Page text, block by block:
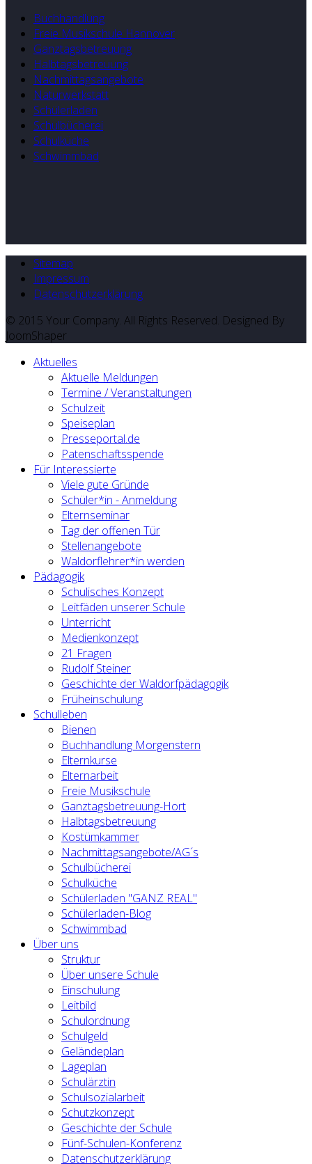
Buchhandlung
Freie Musikschule Hannover
Ganztagsbetreuung
Halbtagsbetreuung
Nachmittagsangebote
Naturwerkstatt
Schülerladen
Schulbücherei
Schulküche
Schwimmbad
Sitemap
Impressum
Datenschutzerklärung
© 2015 Your Company. All Rights Reserved. Designed By
JoomShaper
Aktuelles
Aktuelle Meldungen
Termine / Veranstaltungen
Schulzeit
Speiseplan
Presseportal.de
Patenschaftsspende
Für Interessierte
Viele gute Gründe
Schüler*in - Anmeldung
Elternseminar
Tag der offenen Tür
Stellenangebote
Waldorflehrer*in werden
Pädagogik
Schulisches Konzept
Leitfäden unserer Schule
Unterricht
Medienkonzept
21 Fragen
Rudolf Steiner
Geschichte der Waldorfpädagogik
Früheinschulung
Schulleben
Bienen
Buchhandlung Morgenstern
Elternkurse
Elternarbeit
Freie Musikschule
Ganztagsbetreuung-Hort
Halbtagsbetreuung
Kostümkammer
Nachmittagsangebote/AG´s
Schulbücherei
Schulküche
Schülerladen "GANZ REAL"
Schülerladen-Blog
Schwimmbad
Über uns
Struktur
Über unsere Schule
Einschulung
Leitbild
Schulordnung
Schulgeld
Geländeplan
Lageplan
Schulärztin
Schulsozialarbeit
Schutzkonzept
Geschichte der Schule
Fünf-Schulen-Konferenz
Datenschutzerklärung